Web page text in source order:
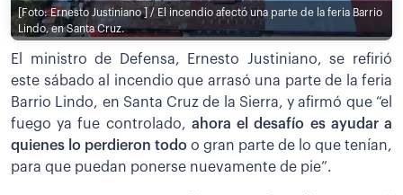
[Foto: Ernesto Justiniano ] / El incendio afectó una parte de la feria Barrio
Lindo, en Santa Cruz.
El ministro de Defensa, Ernesto Justiniano, se refirió
este sábado al incendio que arrasó una parte de la feria
Barrio Lindo, en Santa Cruz de la Sierra, y afirmó que “el
fuego ya fue controlado, ahora el desafío es ayudar a
quienes lo perdieron todo o gran parte de lo que tenían,
para que puedan ponerse nuevamente de pie”.